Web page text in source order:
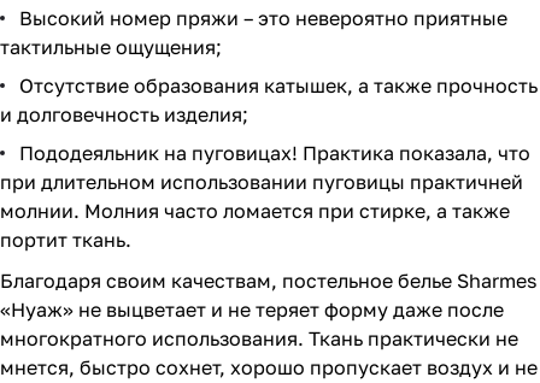
Высокий номер пряжи – это невероятно приятные
тактильные ощущения;
Отсутствие образования катышек, а также прочность
и долговечность изделия;
Пододеяльник на пуговицах! Практика показала, что
при длительном использовании пуговицы практичней
молнии. Молния часто ломается при стирке, а также
портит ткань.
Благодаря своим качествам, постельное белье Sharmes
«Нуаж» не выцветает и не теряет форму даже после
многократного использования. Ткань практически не
мнется, быстро сохнет, хорошо пропускает воздух и не